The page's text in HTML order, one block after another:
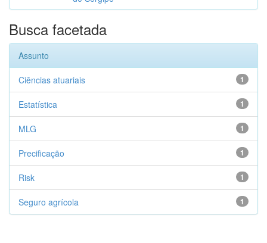
Busca facetada
Assunto
1
Ciências atuariais
1
Estatística
1
MLG
1
Precificação
1
Risk
1
Seguro agrícola